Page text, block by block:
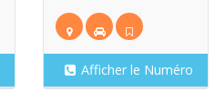
Afficher le Numéro